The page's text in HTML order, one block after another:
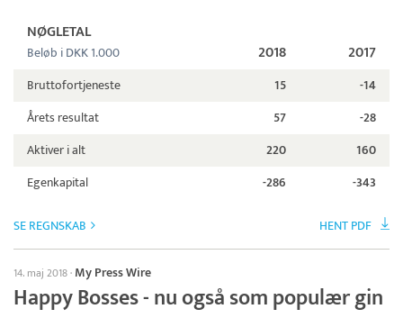
NØGLETAL
Beløb i DKK 1.000 2018 2017
Bruttofortjeneste 15
-14
Årets resultat
57
-28
Aktiver i alt
220
160
Egenkapital
-286 -343
SE REGNSKAB HENT PDF
14. maj 2018· My Press Wire
Happy Bosses - nu også som populær gin